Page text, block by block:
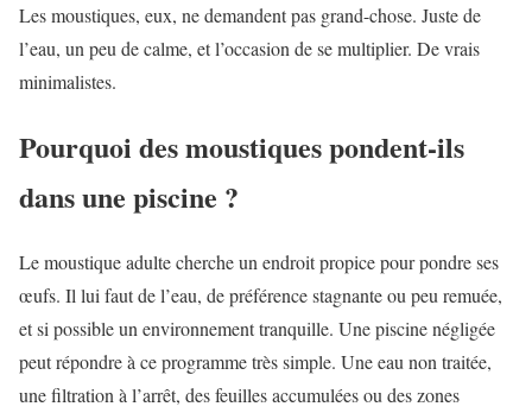
Les moustiques, eux, ne demandent pas grand-chose. Juste de
l’eau, un peu de calme, et l’occasion de se multiplier. De vrais
minimalistes.
Pourquoi des moustiques pondent-ils
dans une piscine ?
Le moustique adulte cherche un endroit propice pour pondre ses
œufs. Il lui faut de l’eau, de préférence stagnante ou peu remuée,
et si possible un environnement tranquille. Une piscine négligée
peut répondre à ce programme très simple. Une eau non traitée,
une filtration à l’arrêt, des feuilles accumulées ou des zones